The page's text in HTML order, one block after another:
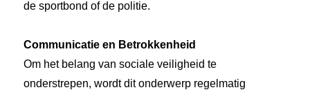
de sportbond of de politie.
Communicatie en Betrokkenheid
Om het belang van sociale veiligheid te
onderstrepen, wordt dit onderwerp regelmatig